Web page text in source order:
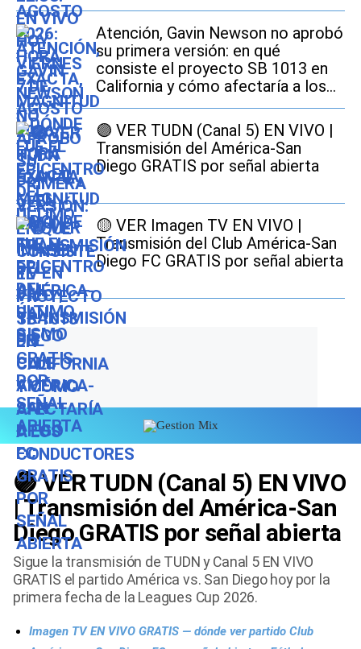
Atención, Gavin Newson no aprobó
su primera versión: en qué
consiste el proyecto SB 1013 en
California y cómo afectaría a los
conductores
🟣 VER TUDN (Canal 5) EN VIVO |
Transmisión del América-San
Diego GRATIS por señal abierta
🟡 VER Imagen TV EN VIVO |
Transmisión del Club América-San
Diego FC GRATIS por señal abierta